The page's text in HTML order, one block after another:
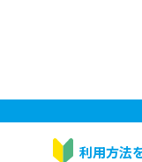
利用方法